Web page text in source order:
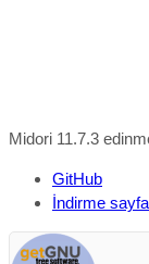
Midori 11.7.3
GitHub
İndirme